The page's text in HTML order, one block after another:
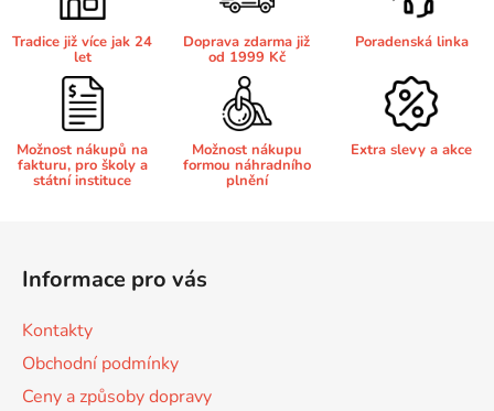
p
r
v
k
y
v
ý
p
Tradice již více jak 24
let
Doprava zdarma již
od 1999 Kč
Poradenská linka
Možnost nákupů na
fakturu, pro školy a
státní instituce
Možnost nákupu
formou náhradního
plnění
Extra slevy a akce
Informace pro vás
Kontakty
Obchodní podmínky
Ceny a způsoby dopravy